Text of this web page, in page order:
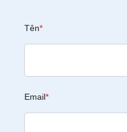
Tên*
Email*